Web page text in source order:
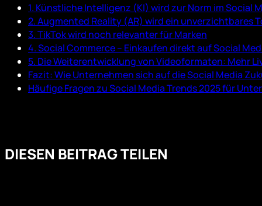
1. Künstliche Intelligenz (KI) wird zur Norm im Social
2. Augmented Reality (AR) wird ein unverzichtbares
3. TikTok wird noch relevanter für Marken
4. Social Commerce – Einkaufen direkt auf Social
5. Die Weiterentwicklung von Videoformaten: Mehr
Fazit: Wie Unternehmen sich auf die Social Media
Häufige Fragen zu Social Media Trends 2025 für
DIESEN BEITRAG TEILEN